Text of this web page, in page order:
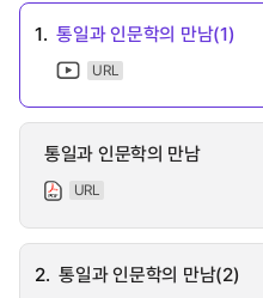
1. 통일과 인문학의 만남(1)
URL
통일과 인문학의 만남
URL
2. 통일과 인문학의 만남(2)